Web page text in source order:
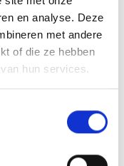
en analyse. Deze
met andere
of die ze hebben
hun services.
functie van het
foto's van de